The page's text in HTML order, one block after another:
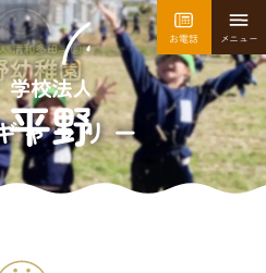
園での生活
お電話 メニュー
ャラリー